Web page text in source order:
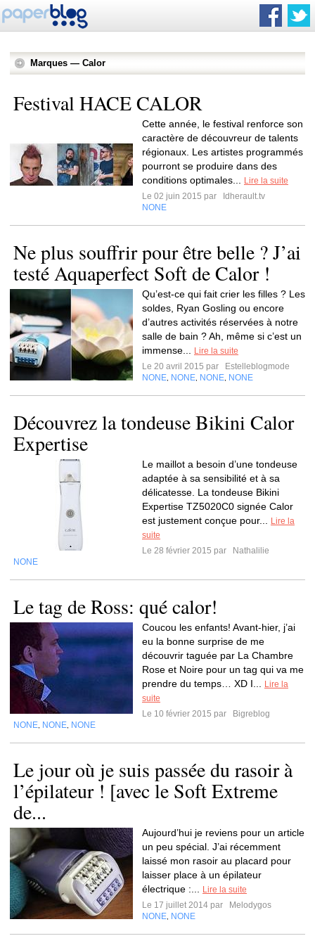
Marques — Calor
Festival HACE CALOR
Cette année, le festival renforce son
caractère de découvreur de talents
régionaux. Les artistes programmés
pourront se produire dans des
conditions optimales...
Lire la suite
Le 02 juin 2015 par
Idherault.tv
NONE
Ne plus souffrir pour être belle ? J’ai
testé Aquaperfect Soft de Calor !
Qu’est-ce qui fait crier les filles ? Les
soldes, Ryan Gosling ou encore
d’autres activités réservées à notre
salle de bain ? Ah, même si c’est un
immense...
Lire la suite
Le 20 avril 2015 par
Estelleblogmode
NONE NONE NONE NONE
Découvrez la tondeuse Bikini Calor
Expertise
Le maillot a besoin d’une tondeuse
adaptée à sa sensibilité et à sa
délicatesse. La tondeuse Bikini
Expertise TZ5020C0 signée Calor
est justement conçue pour...
Lire la
suite
Le 28 février 2015 par
Nathalilie
NONE
Le tag de Ross: qué calor!
Coucou les enfants! Avant-hier, j’ai
eu la bonne surprise de me
découvrir taguée par La Chambre
Rose et Noire pour un tag qui va me
prendre du temps… XD I...
Lire la
suite
Le 10 février 2015 par
Bigreblog
NONE NONE NONE
Le jour où je suis passée du rasoir à
l’épilateur ! [avec le Soft Extreme
de...
Aujourd’hui je reviens pour un article
un peu spécial. J’ai récemment
laissé mon rasoir au placard pour
laisser place à un épilateur
électrique :...
Lire la suite
Le 17 juillet 2014 par
Melodygos
NONE NONE